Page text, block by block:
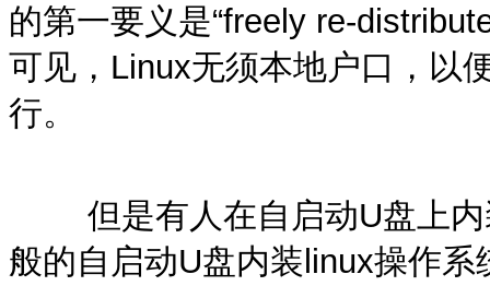
的第一要义是“freely re-
可见，Linux无须本地户口，以
行。
但是有人在自启动U盘上内
般的自启动U盘内装linux操作